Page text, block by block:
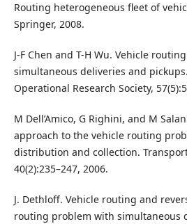
Routing heterogeneous fleet of
Springer, 2008.
J-F Chen and T-H Wu. Vehicle
simultaneous deliveries and
Operational Research Society,
M Dell’Amico, G Righini, and M
approach to the vehicle routing
distribution and collection.
40(2):235–247, 2006.
J. Dethloff. Vehicle routing and
routing problem with simultaneous